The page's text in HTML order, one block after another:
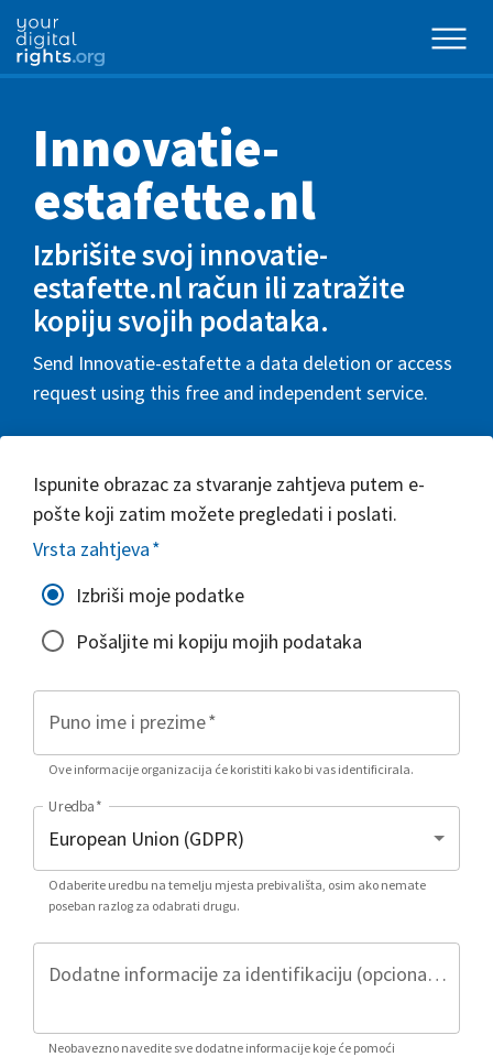
Innovatie-
estafette.nl
Izbrišite svoj innovatie-
estafette.nl račun ili zatražite
kopiju svojih podataka.
Send Innovatie-estafette a data deletion or access
request using this free and independent service.
Ispunite obrazac za stvaranje zahtjeva putem e-
pošte koji zatim možete pregledati i poslati.
Vrsta zahtjeva*
Izbriši moje podatke
Pošaljite mi kopiju mojih podataka
Puno ime i prezime*
Ove informacije organizacija će koristiti kako bi vas identificirala.
Uredba*
Odaberite uredbu na temelju mjesta prebivališta, osim ako nemate
poseban razlog za odabrati drugu.
Dodatne informacije za identifikaciju (opcionalno)
Neobavezno navedite sve dodatne informacije koje će pomoći